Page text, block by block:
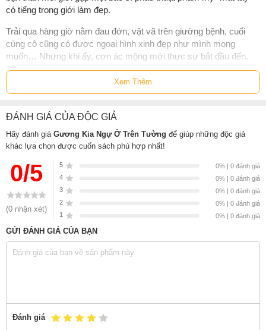
có tiếng trong giới làm đẹp.
Trải qua hàng giờ nằm đau đớn, vật vã trên giường bệnh, cuối
cùng cô cũng có được ngoại hình xinh đẹp như mình mong
muốn… Nhưng khi ấy, cơn ác mộng mới thực sự bắt đầu đến.
Vị bác sĩ phẫu thuật thẩm mỹ nói với cô rằng đó chỉ là tác dụng
phụ của thuốc gây tê. Ban đầu cô cũng nghĩ như vậy, cho tới khi
"Gương kia ngự ở trên tường"
giả trẻ Tống Ngọc. Thông qua câu chuyện tâm linh rùng rợn và
m. áu me, tác giả truyền tải những thông điệp nóng hổi trong xã
hội hiện nay như: Phẫu thuật thẩm mỹ, hội chứng tâm lý ở người
trẻ, ngh. iện mạng xã hội, bán hàng online...
Sách Gương Kia Ngự Ở Trên Tường Tống Ngọc , có
bán tại Nhà sách online NetaBooks với ưu đãi Bao sách miễn phí và
Gian hàng NetaBooks tại Tiki với ưu đãi Bao sách miễn phí và tặng
Xem Thêm
ĐÁNH GIÁ CỦA ĐỘC GIẢ
Hãy đánh giá Gương Kia Ngự Ở Trên Tường để giúp những độc giả
khác lựa chọn được cuốn sách phù hợp nhất!
0/5
(0 nhận xét)
5
0% | 0 đánh giá
4
0% | 0 đánh giá
3
0% | 0 đánh giá
2
0% | 0 đánh giá
1
0% | 0 đánh giá
GỬI ĐÁNH GIÁ CỦA BẠN
Đánh giá